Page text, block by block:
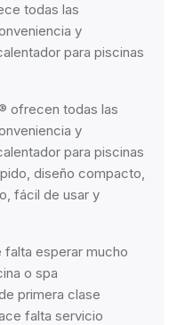
todas las
y
para piscinas
ofrecen todas las
y
para piscinas
diseño compacto,
fácil de usar y
falta esperar mucho
o spa
primera clase
falta servicio